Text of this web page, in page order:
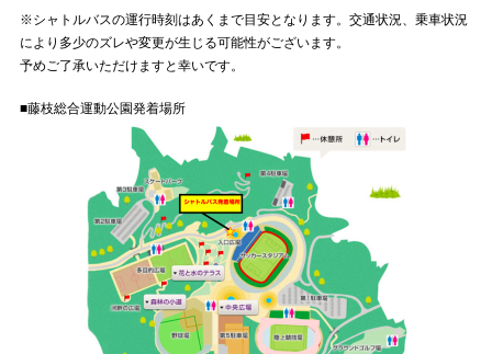
※シャトルバスの運行時刻はあくまで目安となります。交通状況、乗車状況
により多少のズレや変更が生じる可能性がございます。
予めご了承いただけますと幸いです。
■藤枝総合運動公園発着場所